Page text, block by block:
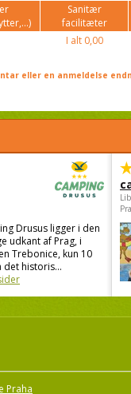
Sanitær
facilitæter
I alt0,00
eller en anmeldelse
Drusus ligger i den
udkant af Prag, i
Trebonice, kun 10
det historis...
Praha